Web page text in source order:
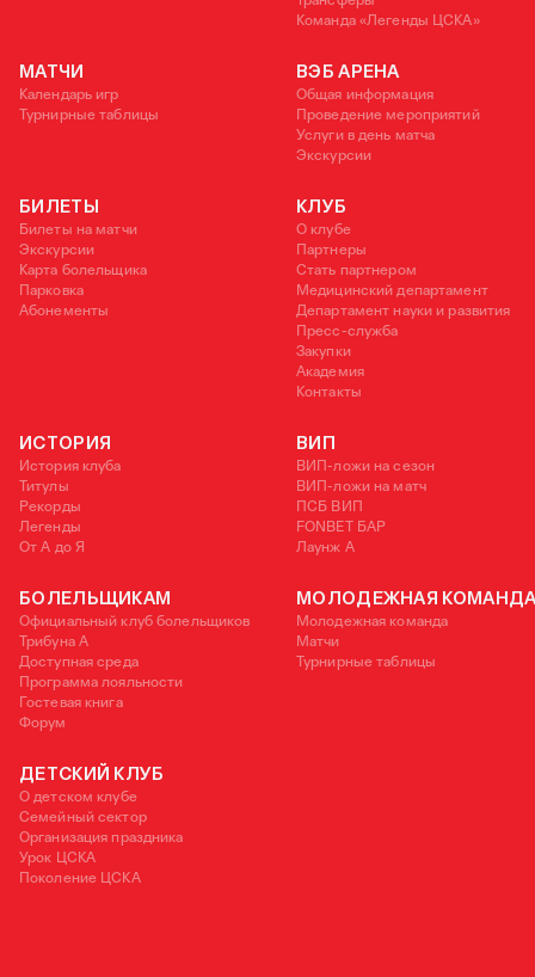
Команда «Легенды ЦСКА»
МАТЧИ
Календарь игр
Турнирные таблицы
ВЭБ АРЕНА
Общая информация
Проведение мероприятий
Услуги в день матча
Экскурсии
БИЛЕТЫ
Билеты на матчи
Экскурсии
Карта болельщика
Парковка
Абонементы
КЛУБ
О клубе
Партнеры
Стать партнером
Медицинский департамент
Департамент науки и развития
Пресс-служба
Закупки
Академия
Контакты
ИСТОРИЯ
История клуба
Титулы
Рекорды
Легенды
От А до Я
ВИП
ВИП-ложи на сезон
ВИП-ложи на матч
ПСБ ВИП
FONBET БАР
Лаунж A
БОЛЕЛЬЩИКАМ
Официальный клуб болельщиков
Трибуна А
Доступная среда
Программа лояльности
Гостевая книга
Форум
МОЛОДЕЖНАЯ
Молодежная команда
Матчи
Турнирные таблицы
ДЕТСКИЙ КЛУБ
О детском клубе
Семейный сектор
Организация праздника
Урок ЦСКА
Поколение ЦСКА